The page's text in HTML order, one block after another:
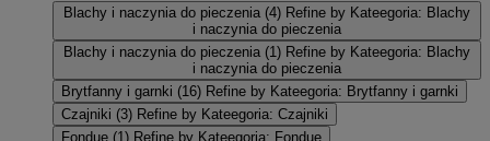
Blachy i naczynia do pieczenia (4) Refine by Kateegoria: Blachy
i naczynia do pieczenia
Blachy i naczynia do pieczenia (1) Refine by Kateegoria: Blachy
i naczynia do pieczenia
Brytfanny i garnki (16) Refine by Kateegoria: Brytfanny i garnki
Czajniki (3) Refine by Kateegoria: Czajniki
Fondue (1) Refine by Kateegoria: Fondue